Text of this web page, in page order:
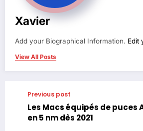
Xavier
Add your Biographical Information. Edit
View All Posts
Previous post
Les Macs équipés de puces
en 5 nm dès 2021